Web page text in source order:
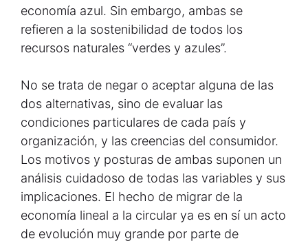
economía azul. Sin embargo, ambas se
refieren a la sostenibilidad de todos los
recursos naturales “verdes y azules”.
No se trata de negar o aceptar alguna de las
dos alternativas, sino de evaluar las
condiciones particulares de cada país y
organización, y las creencias del consumidor.
Los motivos y posturas de ambas suponen un
análisis cuidadoso de todas las variables y sus
implicaciones. El hecho de migrar de la
economía lineal a la circular ya es en sí un acto
de evolución muy grande por parte de